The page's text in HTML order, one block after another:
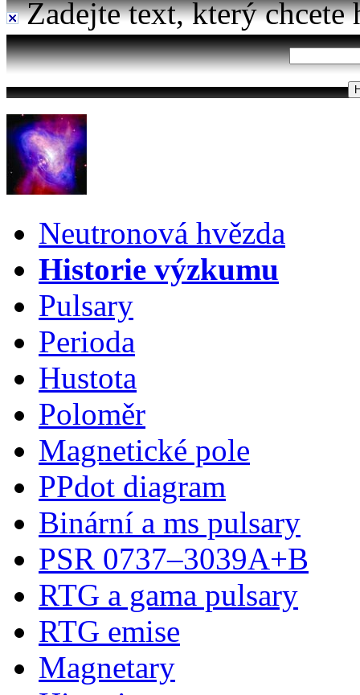
Zadejte text, který chcete
Neutronová hvězda
Historie výzkumu
Pulsary
Perioda
Hustota
Poloměr
Magnetické pole
PPdot diagram
Binární a ms pulsary
PSR 0737–3039A+B
RTG a gama pulsary
RTG emise
Magnetary